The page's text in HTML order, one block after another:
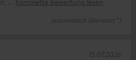
(automatisch übersetzt *)
15.07.2026